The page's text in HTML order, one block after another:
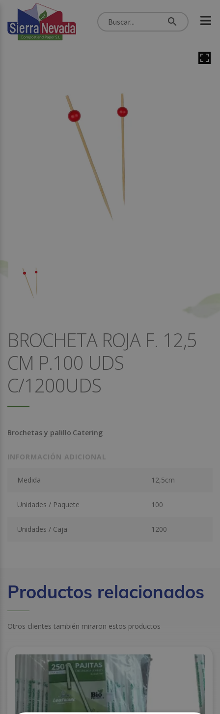
BROCHETA ROJA F. 12,5
CM P.100 UDS
C/1200UDS
Brochetas y palillo Catering
INFORMACIÓN ADICIONAL
Medida 12,5cm
Unidades / Paquete 100
Unidades / Caja 1200
Productos relacionados
Otros clientes también miraron estos productos